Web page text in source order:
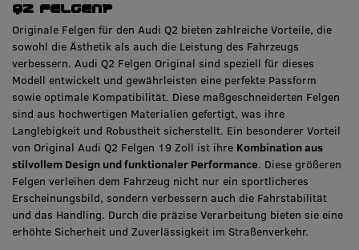
Q2 Felgen?
Originale Felgen für den Audi Q2 bieten zahlreiche Vorteile, die
sowohl die Ästhetik als auch die Leistung des Fahrzeugs
verbessern. Audi Q2 Felgen Original sind speziell für dieses
Modell entwickelt und gewährleisten eine perfekte Passform
sowie optimale Kompatibilität. Diese maßgeschneiderten Felgen
sind aus hochwertigen Materialien gefertigt, was ihre
Langlebigkeit und Robustheit sicherstellt. Ein besonderer Vorteil
von Original Audi Q2 Felgen 19 Zoll ist ihre Kombination aus
stilvollem Design und funktionaler Performance. Diese größeren
Felgen verleihen dem Fahrzeug nicht nur ein sportlicheres
Erscheinungsbild, sondern verbessern auch die Fahrstabilität
und das Handling. Durch die präzise Verarbeitung bieten sie eine
erhöhte Sicherheit und Zuverlässigkeit im Straßenverkehr.